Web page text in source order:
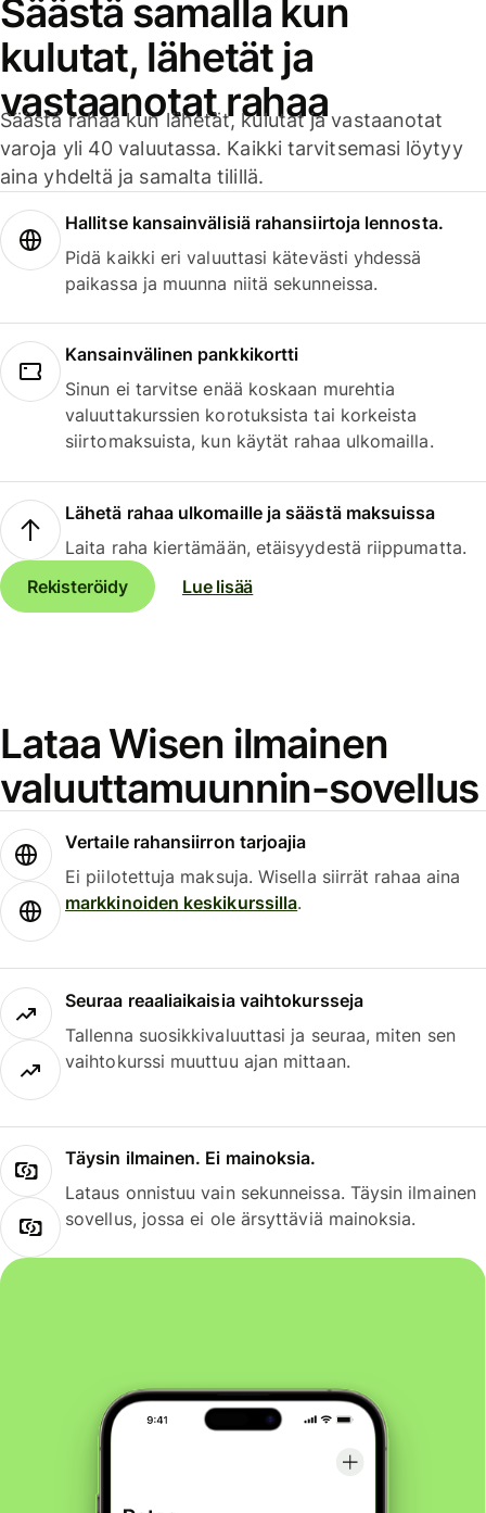
Säästä samalla kun
kulutat, lähetät ja
vastaanotat rahaa
Säästä rahaa kun lähetät, kulutat ja vastaanotat
varoja yli 40 valuutassa. Kaikki tarvitsemasi löytyy
aina yhdeltä ja samalta tilillä.
Hallitse kansainvälisiä rahansiirtoja lennosta.
Pidä kaikki eri valuuttasi kätevästi yhdessä
paikassa ja muunna niitä sekunneissa.
Kansainvälinen pankkikortti
Sinun ei tarvitse enää koskaan murehtia
valuuttakurssien korotuksista tai korkeista
siirtomaksuista, kun käytät rahaa ulkomailla.
Lähetä rahaa ulkomaille ja säästä maksuissa
Laita raha kiertämään, etäisyydestä riippumatta.
Rekisteröidy
Lue lisää
Lataa Wisen ilmainen
valuuttamuunnin-sovellus
Vertaile rahansiirron tarjoajia
Ei piilotettuja maksuja. Wisella siirrät rahaa aina
markkinoiden keskikurssilla.
Seuraa reaaliaikaisia vaihtokursseja
Tallenna suosikkivaluuttasi ja seuraa, miten sen
vaihtokurssi muuttuu ajan mittaan.
Täysin ilmainen. Ei mainoksia.
Lataus onnistuu vain sekunneissa. Täysin ilmainen
sovellus, jossa ei ole ärsyttäviä mainoksia.